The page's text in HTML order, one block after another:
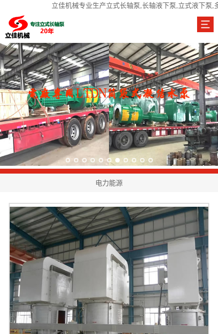
立佳机械专业生产立式长轴泵,长轴液下泵,立式液下
电力能源